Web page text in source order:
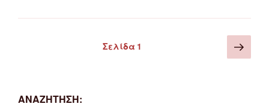
Πρωταθλημάτων
ΣελιδοποίησηΣελίδα 1
ΑΝΑΖΉΤΗΣΗ: